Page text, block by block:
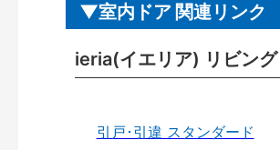
室内ドア 関連リンク
ieria(イエリア) リビン
引戸･引違 スタンダード